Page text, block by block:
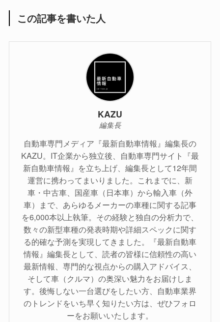
この記事を書いた人
KAZU
編集長
自動車専門メディア『最新自動車情報』編集長の
KAZU。IT企業から独立後、自動車専門サイト『最
新自動車情報』を立ち上げ、編集長として12年間
運営に携わってまいりました。これまでに、新
車・中古車、国産車（日本車）から輸入車（外
車）まで、あらゆるメーカーの車種に関する記事
を6,000本以上執筆。その経験と独自の分析力で、
数々の新型車種の発表時期や詳細スペックに関す
る的確な予測を実現してきました。『最新自動車
情報』編集長として、読者の皆様に信頼性の高い
最新情報、専門的な視点からの購入アドバイス、
そして車（クルマ）の奥深い魅力をお届けしま
す。後悔しない一台選びをしたい方、自動車業界
のトレンドをいち早く知りたい方は、ぜひフォロ
ーをお願いいたします。